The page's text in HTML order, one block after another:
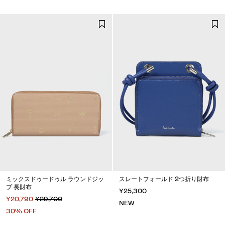
ミックスドゥードゥル ラウンドジッ
プ 長財布
¥20,790 ¥29,700
30% OFF
スレートフォールド 2つ折り財布
¥25,300
NEW